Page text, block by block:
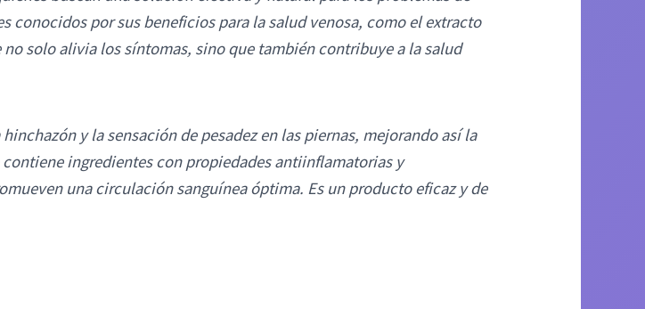
por sus beneficios para la salud venosa, como el extracto
solo alivia los síntomas, sino que también contribuye a la salud
y la sensación de pesadez en las piernas, mejorando así la
ingredientes con propiedades antiinflamatorias y
una circulación sanguínea óptima. Es un producto eficaz y de